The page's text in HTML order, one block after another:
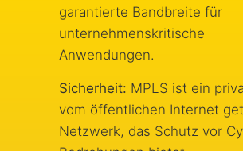
garantierte Bandbreite für
unternehmenskritische
Anwendungen.
Sicherheit: MPLS ist ein
vom öffentlichen Internet
Netzwerk, das Schutz vor